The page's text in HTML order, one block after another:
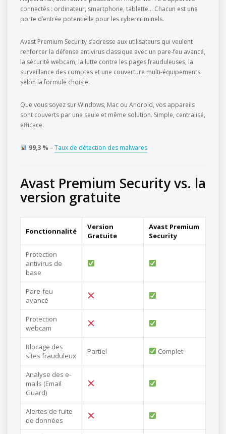
connectés : ordinateur, smartphone, tablette… Chacun est une
porte d’entrée potentielle pour les cybercriminels.
Avast Premium Security s’adresse aux utilisateurs qui veulent
renforcer la défense antivirus classique avec un pare-feu avancé,
la sécurité webcam, la lutte contre les pages frauduleuses, la
surveillance des comptes et une couverture multi-équipements
selon la formule choisie.
Que vous soyez sur Windows, Mac ou Android, vos appareils
sont couverts par une seule et même solution. Simple, centralisé,
efficace.
99,3 % –Taux de détection des malwares
Avast Premium Security vs. la
version gratuite
Fonctionnalité
Version
Gratuite
Avast Premium
Security
Protection
antivirus de
base
Pare-feu
avancé
Protection
webcam
Blocage des
sites frauduleux
Partiel Complet
Analyse des e-
mails (Email
Guard)
Alertes de fuite
de données